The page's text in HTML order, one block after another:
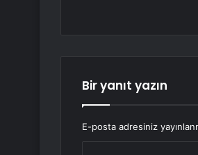
Bir yanıt yazın
E-posta adresiniz